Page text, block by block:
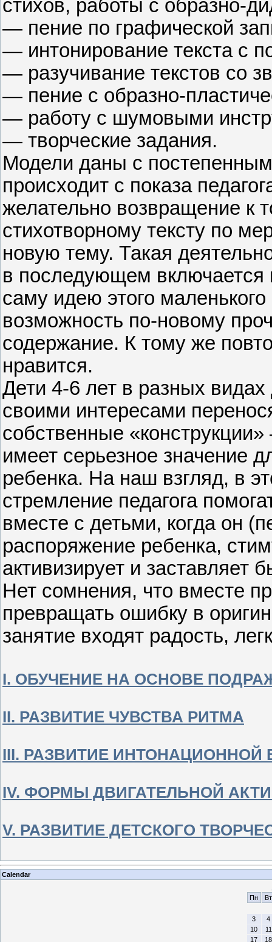
стихов, работы с образно-
— пение по графической
— интонирование текста с
— разучивание текстов со
— пение с образно-
— работу с шумовыми
— творческие задания.
Модели даны с
происходит с показа
желательно возвращение к
стихотворному тексту по
новую тему. Такая
в последующем включается
саму идею этого
возможность по-новому
содержание. К тому же
нравится.
Дети 4-6 лет в разных видах
своими интересами
собственные
имеет серьезное значение
ребенка. На наш взгляд, в
стремление педагога
вместе с детьми, когда он
распоряжение ребенка,
активизирует и заставляет
Нет сомнения, что вместе
превращать ошибку в
занятие входят радость,
I. ОБУЧЕНИЕ НА ОСНОВЕ
II. РАЗВИТИЕ ЧУВСТВА РИТМА
III. РАЗВИТИЕ ИНТОНАЦИОННОЙ
IV. ФОРМЫ ДВИГАТЕЛЬНОЙ
V. РАЗВИТИЕ ДЕТСКОГО
Calendar
Пн
Вт
3
4
10
11
17
18